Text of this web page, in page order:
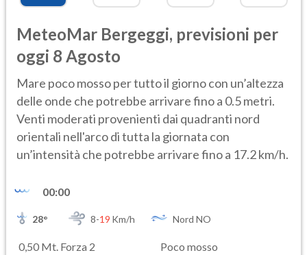
MeteoMar Bergeggi, previsioni per
oggi 8 Agosto
Mare poco mosso per tutto il giorno con un’altezza
delle onde che potrebbe arrivare fino a 0.5 metri.
Venti moderati provenienti dai quadranti nord
orientali nell'arco di tutta la giornata con
un’intensità che potrebbe arrivare fino a 17.2 km/h.
00:00
28° 8-19 Km/h Nord NO
0,50 Mt. Forza 2 Poco mosso